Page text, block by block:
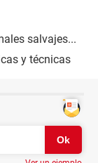
salvajes...
y técnicas